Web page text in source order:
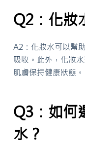
Q2：化妝
A2：化妝水可以幫
吸收。此外，化妝
肌膚保持健康狀態。
Q3：如何
水？